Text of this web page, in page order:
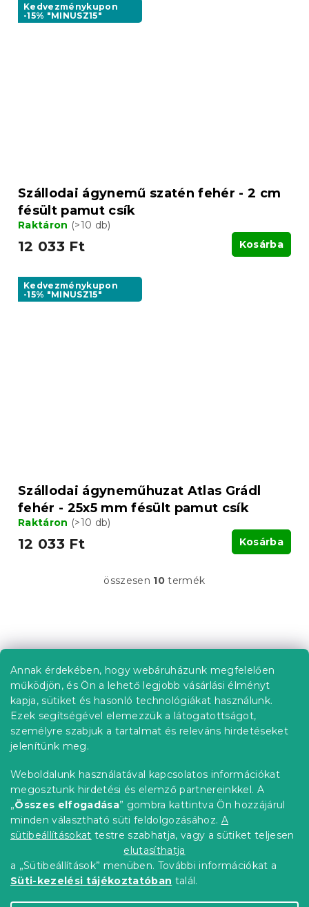
Annak érdekében, hogy webáruházunk megfelelően
működjön, és Ön a lehető legjobb vásárlási élményt
kapja, sütiket és hasonló technológiákat használunk.
Ezek segítségével elemezzük a látogatottságot,
személyre szabjuk a tartalmat és releváns hirdetéseket
jelenítünk meg.
Weboldalunk használatával kapcsolatos információkat
megosztunk hirdetési és elemző partnereinkkel. A
„Összes elfogadása” gombra kattintva Ön hozzájárul
minden választható süti feldolgozásához. A
sütibeállításokat testre szabhatja, vagy a sütiket teljesen
elutasíthatja
a „Sütibeállítások” menüben. További információkat a
Süti-kezelési tájékoztatóban talál.
Kedvezménykupon
-15% "MINUSZ15"
Szállodai ágynemű szatén fehér - 2 cm
fésült pamut csík
Raktáron (>10 db)
12 033 Ft Kosárba
Kedvezménykupon
-15% "MINUSZ15"
Szállodai ágyneműhuzat Atlas Grádl
fehér - 25x5 mm fésült pamut csík
Raktáron (>10 db)
12 033 Ft Kosárba
L
i
r
á
n
y
í
t
e
l
e
m
e
i
összesen 10 termék
á
Információ az Ön számára
Rendelés követése
Szállítási lehetőségek
Fizetési lehetőségek
Reklamáció és áruvisszaküldés
Elérhetőség
Általános szerződési feltételek
Adatvédelmi nyilatkozat
Blog
Partnereinknek